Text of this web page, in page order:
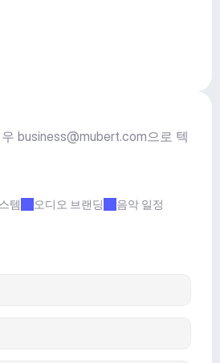
business@mubert.com으로 텍
템 오디오 브랜딩
음악 일정